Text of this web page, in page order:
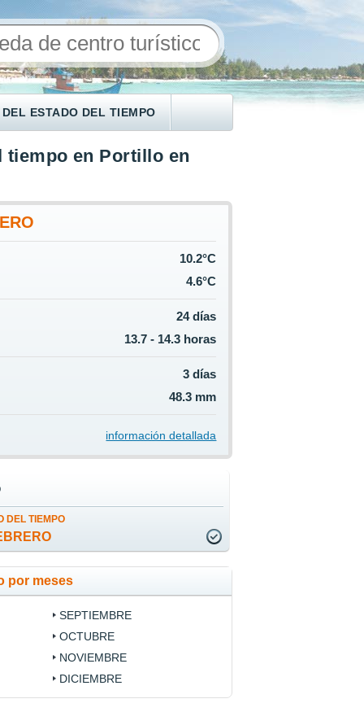
ESTADO DEL TIEMPO
tiempo en Portillo en
10.2°C
4.6°C
24 días
13.7 - 14.3 horas
3 días
48.3 mm
información detallada
DEL TIEMPO
por meses
SEPTIEMBRE
OCTUBRE
NOVIEMBRE
DICIEMBRE